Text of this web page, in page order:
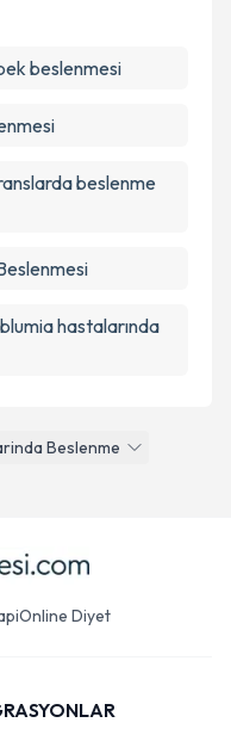
Beslenme
beslenmesi
beslenme
hastalarında
Online Diyet